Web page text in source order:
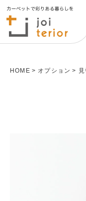
HOME オプション